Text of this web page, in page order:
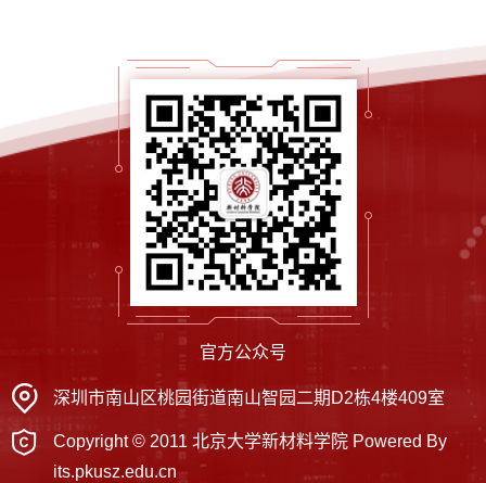
深圳市南山区桃园街道南山智园二期D2栋4楼409室
Copyright © 2011 北京大学新材料学院 Powered By
its.pkusz.edu.cn
官方公众号